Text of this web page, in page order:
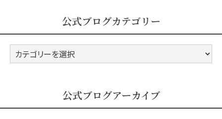
公式ブログカテゴリー
公
式
公式ブログアーカイブ